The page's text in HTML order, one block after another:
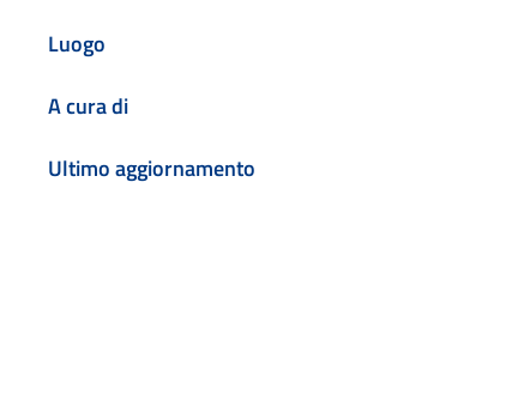
Luogo
A cura di
Ultimo aggiornamento